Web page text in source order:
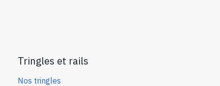
Tringles et rails
Nos tringles